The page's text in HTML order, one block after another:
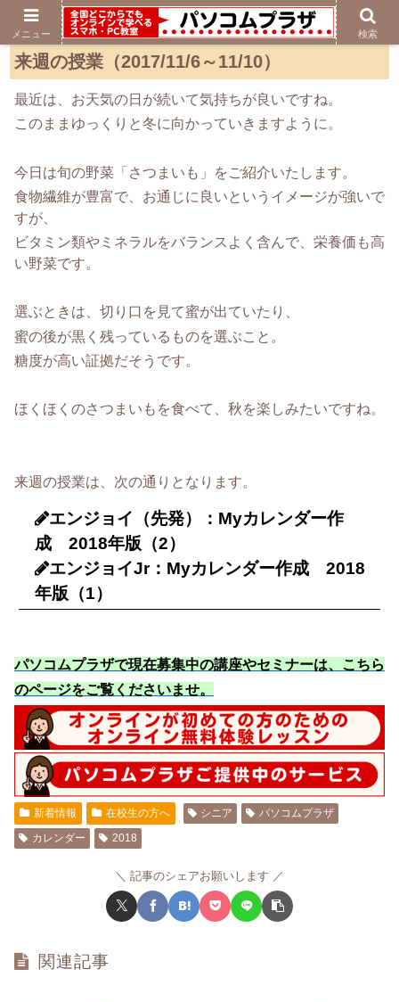
来週の授業（2017/11/6～11/10）
最近は、お天気の日が続いて気持ちが良いですね。
このままゆっくりと冬に向かっていきますように。
今日は旬の野菜「さつまいも」をご紹介いたします。
食物繊維が豊富で、お通じに良いというイメージが強いで
すが、
ビタミン類やミネラルをバランスよく含んで、栄養価も高
い野菜です。
選ぶときは、切り口を見て蜜が出ていたり、
蜜の後が黒く残っているものを選ぶこと。
糖度が高い証拠だそうです。
ほくほくのさつまいもを食べて、秋を楽しみたいですね。
来週の授業は、次の通りとなります。
エンジョイ（先発）：Myカレンダー作
成 2018年版（2）
エンジョイJr：Myカレンダー作成 2018
年版（1）
パソコムプラザで現在募集中の講座やセミナーは、こちら
のページをご覧くださいませ。
新着情報 在校生の方へ シニア
パソコムプラザ
カレンダー
2018
記事のシェアお願いします
関連記事
メニュー 検索